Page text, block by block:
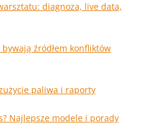
diagnoza, live data,
źródłem konfliktów
paliwa i raporty
Najlepsze modele i porady